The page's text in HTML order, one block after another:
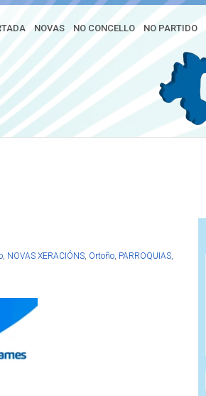
NOVAS NO CONCELLO NO PARTIDO
infantís
, NOVAS XERACIÓNS, Ortoño, PARROQUIAS,